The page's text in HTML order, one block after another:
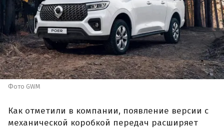
Фото GWM
Как отметили в компании, появление версии с
механической коробкой передач расширяет